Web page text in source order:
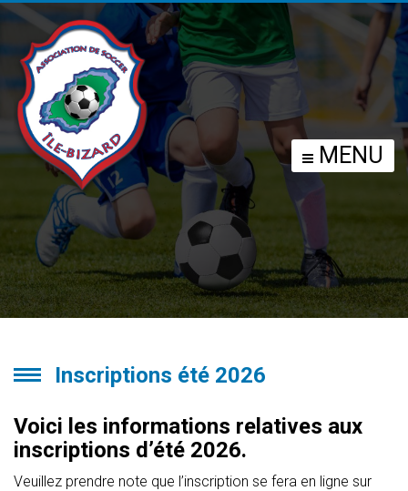
MENU
INSCRIPTIONS ÉTÉ
2026
Inscriptions été 2026
Voici les informations relatives aux
inscriptions d’été 2026.
Veuillez prendre note que l’inscription se fera en ligne sur